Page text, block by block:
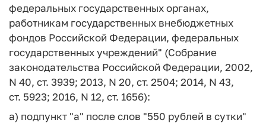
федеральных государственных органах,
работникам государственных внебюджетных
фондов Российской Федерации, федеральных
государственных учреждений" (Собрание
законодательства Российской Федерации, 2002,
N 40, ст. 3939; 2013, N 20, ст. 2504; 2014, N 43,
ст. 5923; 2016, N 12, ст. 1656):
а) подпункт "а" после слов "550 рублей в сутки"